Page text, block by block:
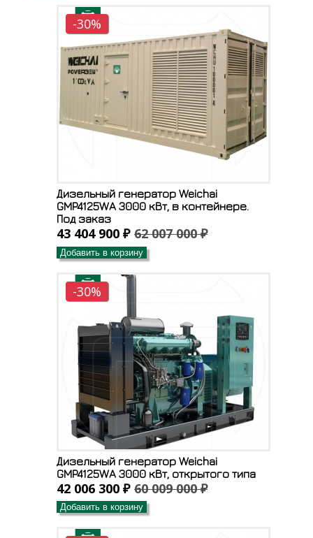
-30%
Дизельный генератор Weichai
GMP4125WA 3000 кВт, в контейнере.
Под заказ
43 404 900 ₽ 62 007 000 ₽
Добавить в корзину
-30%
Дизельный генератор Weichai
GMP4125WA 3000 кВт, открытого типа
42 006 300 ₽ 60 009 000 ₽
Добавить в корзину